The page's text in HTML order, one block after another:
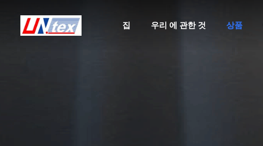
집 우리 에 관한 것 상품